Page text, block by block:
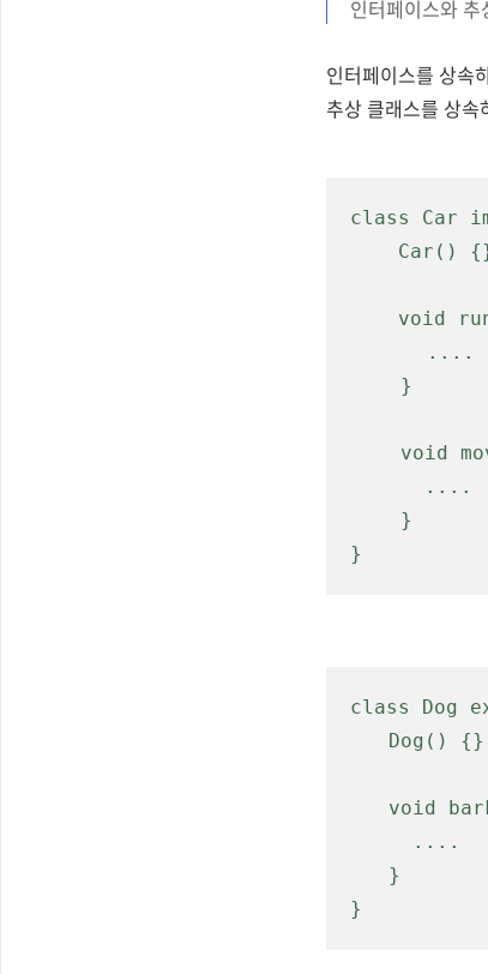
인터페이스와 추
인터페이스를 상속
추상 클래스를 상속
class Car
Car()
void
....
}
void
   ....
}
}
class Dog
Dog() {}
void
  ...
.
}
}